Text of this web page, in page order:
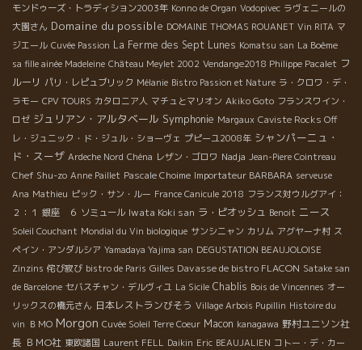
モンドゥーズ・トラディション2003年 Konno de Organ Vodopivec ラヴェニールの
大園さん Domaine du possible DOMAINE THOMAS ROUANET Vin RITA マ
ジエール Cuvée Passion La Ferme des Sept Lunes Komatsu san La Boème
sa fille ainée Madeleine Château Meylet 2002 Vendange2018 Philippe Pacalet フ
ルーリ パリ・レピュブリック Mélanie Bistro Passion et Nature ラ・クロワ・デ・
ラモー CPV TOURS カタロニア人 マチュとマリオン Akiko Goto フランスワイン・
ロゼ ジュリアン・アルタベール Symphonie Margaux Caviste Rocks Off
レ・ジュニック・ド・ジュル・ショーヴェ プピーユ2008年 シャンパーニュ・
ド・スーザ Ardeche Nord Chéna レザン・ゴロワ Nadja Jean-Piere Cointreau
Chef Shu-zo Anne Paillet Pascale Choime Importateur BARBARA serveuse
Ana Mathieu ピック・サン・ルー France Canicule 2018 フランス対ウルグアイ：
２：１ 銀座 ６ ソミュール Iwata Koki san ラ・ピオッシュ Benoit ニース
Soleil Couchant Mondial du Vin biologique サンシニャン カリム アグヤーナ村 ス
ペイン・アンダルシア Yamadaya Yajima san DEGUSTATION BEAUJOLOISE
Zinzins 侘び寂び bistro de Paris Gilles Davasse de bistro FLACON Satake san
de Barcelone セバスチャン・デルヴィユ La Sicile Chablis Bois de Vincennes オー
リックスの橋元さん 日本レストランびそう Village Arbois Pupillin Histoire du
vin ＢＭО Morgon Cuvée Soleil Terre Coeur Macon kanagawa 野村ユニソン社
長 ＢＭО社 東欧諸国 Laurent FELL Daikin Eric BEAUJALIEN コトー・デ・カー